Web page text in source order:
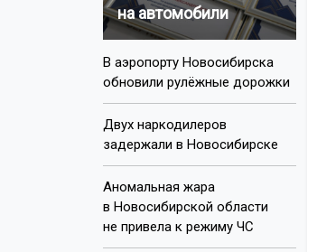
на автомобили
В аэропорту Новосибирска
обновили рулёжные дорожки
Двух наркодилеров
задержали в Новосибирске
Аномальная жара
в Новосибирской области
не привела к режиму ЧС